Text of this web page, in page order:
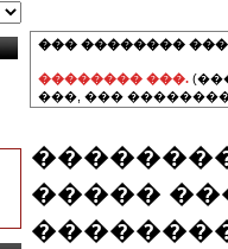
��� ��������
�������� ���.
���, ���
�����